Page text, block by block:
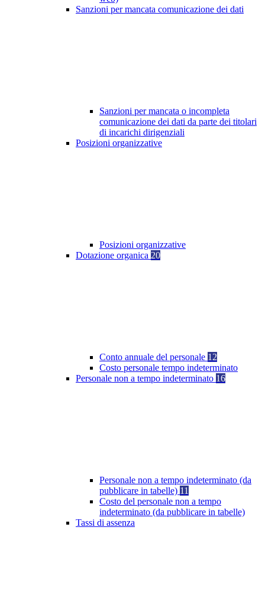
Sanzioni per mancata comunicazione dei dati
Sanzioni per mancata o incompleta
comunicazione dei dati da parte dei titolari
di incarichi dirigenziali
Posizioni organizzative
Posizioni organizzative
Dotazione organica 20
Conto annuale del personale 12
Costo personale tempo indeterminato
Personale non a tempo indeterminato 16
Personale non a tempo indeterminato (da
pubblicare in tabelle) 11
Costo del personale non a tempo
indeterminato (da pubblicare in tabelle)
Tassi di assenza